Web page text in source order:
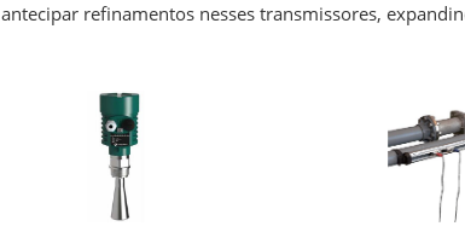
antecipar refinamentos nesses transmissores,